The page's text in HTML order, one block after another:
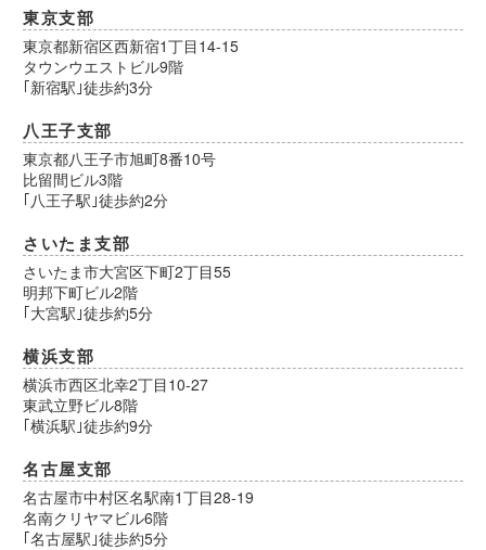
東京支部
東京都新宿区西新宿1丁目14-15
タウンウエストビル9階
｢新宿駅｣徒歩約3分
八王子支部
東京都八王子市旭町8番10号
比留間ビル3階
｢八王子駅｣徒歩約2分
さいたま支部
さいたま市大宮区下町2丁目55
明邦下町ビル2階
｢大宮駅｣徒歩約5分
横浜支部
横浜市西区北幸2丁目10-27
東武立野ビル8階
｢横浜駅｣徒歩約9分
名古屋支部
名古屋市中村区名駅南1丁目28-19
名南クリヤマビル6階
｢名古屋駅｣徒歩約5分